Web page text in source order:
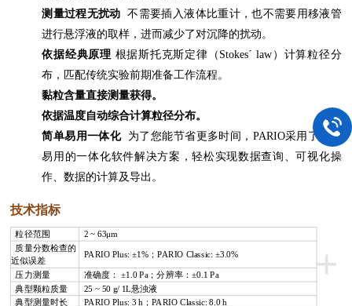
测量过程无扰动 不需要插入液体比重计，也不需要用移液管
进行悬浮液的取样，进而减少了对沉降的扰动。
依据经典原理 根据斯托克斯定律（Stokes´ law）计算粒径分
布，匹配传统实验前期准备工作流程。
黏粒含量直接测量获得。
依据温度自动综合计算粒径分布。
简单易用一体化为了您能节省更多时间，PARIO采用了简便
易用的一体化软件解决方案，轻松实现数据查询、可视化操
作、数据的计算及导出。
技术指标
+
粒径范围 2 ~ 63μm
质量分数检查的
近似误差
PARIO Plus: ±1%；PARIO Classic: ±3.0%
压力测量
准确度： ±1.0 Pa；分辨率：±0.1 Pa
典型颗粒质量 25 ~ 50 g/ 1L悬浊液
典型测量时长
PARIO Plus: 3 h；PARIO Classic: 8.0 h